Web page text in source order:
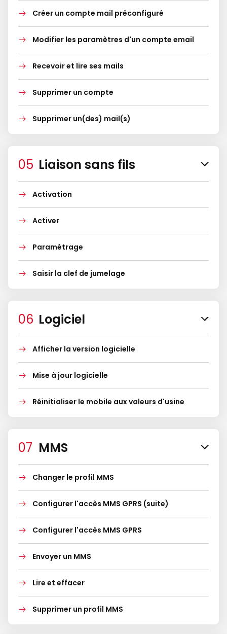
Créer un compte mail préconfiguré
Modifier les paramètres d'un compte email
Recevoir et lire ses mails
Supprimer un compte
Supprimer un(des) mail(s)
Liaison sans fils
Activation
Activer
Paramétrage
Saisir la clef de jumelage
Logiciel
Afficher la version logicielle
Mise à jour logicielle
Réinitialiser le mobile aux valeurs d'usine
MMS
Changer le profil MMS
Configurer l'accès MMS GPRS (suite)
Configurer l'accès MMS GPRS
Envoyer un MMS
Lire et effacer
Supprimer un profil MMS